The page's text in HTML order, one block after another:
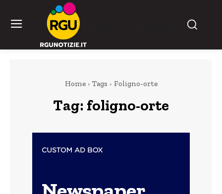
Home Tags Foligno-orte
Tag: foligno-orte